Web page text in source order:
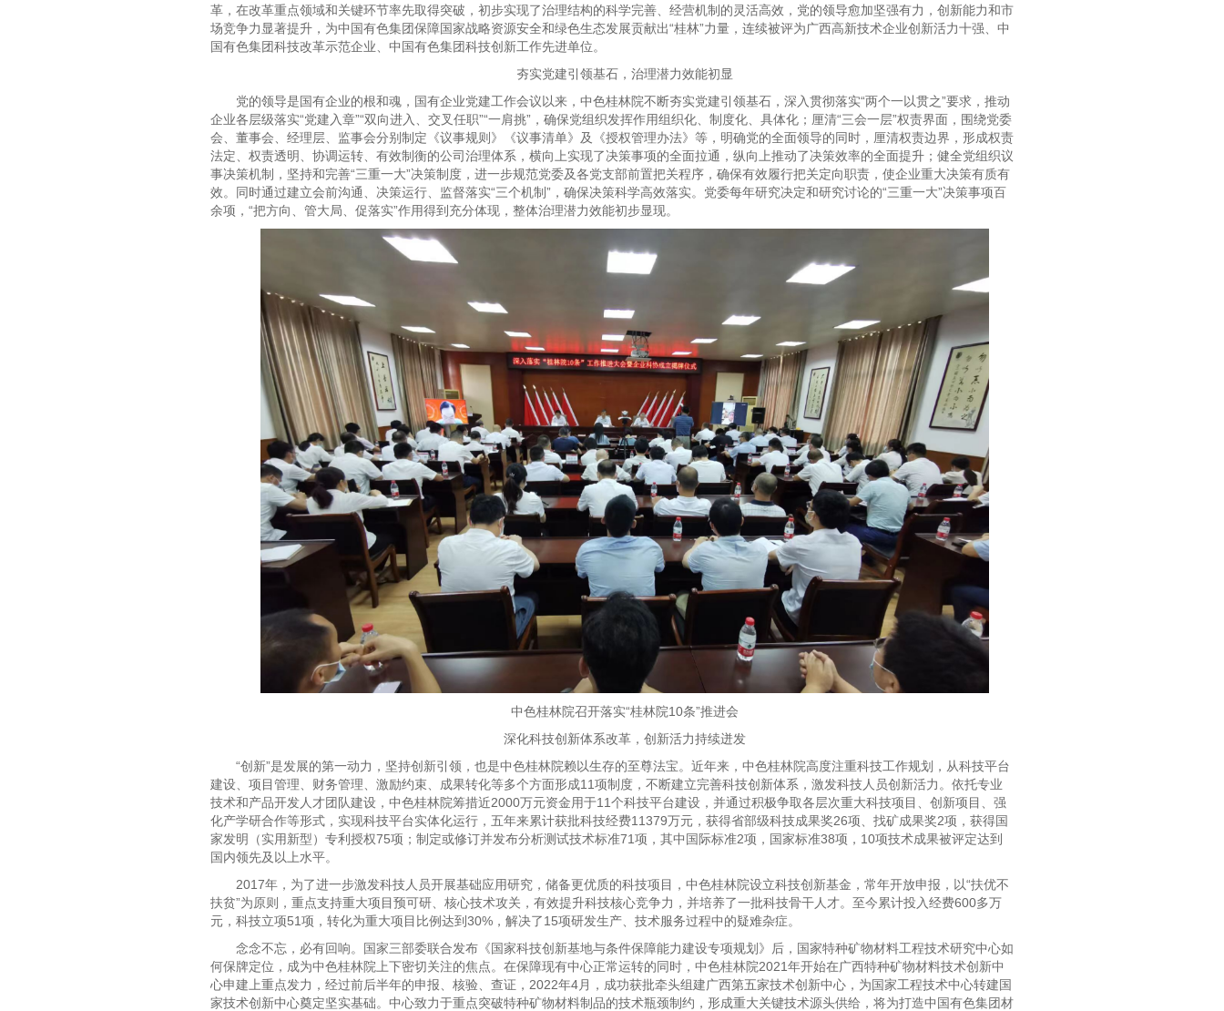
革，在改革重点领域和关键环节率先取得突破，初步实现了治理结构的科学完善、经营机制的灵活高效，党的领导愈加坚强有力，创新能力和市
场竞争力显著提升，为中国有色集团保障国家战略资源安全和绿色生态发展贡献出“桂林”力量，连续被评为广西高新技术企业创新活力十强、中
国有色集团科技改革示范企业、中国有色集团科技创新工作先进单位。
夯实党建引领基石，治理潜力效能初显
党的领导是国有企业的根和魂，国有企业党建工作会议以来，中色桂林院不断夯实党建引领基石，深入贯彻落实“两个一以贯之”要求，推动
企业各层级落实“党建入章”“双向进入、交叉任职”“一肩挑”，确保党组织发挥作用组织化、制度化、具体化；厘清“三会一层”权责界面，围绕党委
会、董事会、经理层、监事会分别制定《议事规则》《议事清单》及《授权管理办法》等，明确党的全面领导的同时，厘清权责边界，形成权责
法定、权责透明、协调运转、有效制衡的公司治理体系，横向上实现了决策事项的全面拉通，纵向上推动了决策效率的全面提升；健全党组织议
事决策机制，坚持和完善“三重一大”决策制度，进一步规范党委及各党支部前置把关程序，确保有效履行把关定向职责，使企业重大决策有质有
效。同时通过建立会前沟通、决策运行、监督落实“三个机制”，确保决策科学高效落实。党委每年研究决定和研究讨论的“三重一大”决策事项百
余项，“把方向、管大局、促落实”作用得到充分体现，整体治理潜力效能初步显现。
中色桂林院召开落实“桂林院10条”推进会
深化科技创新体系改革，创新活力持续迸发
“创新”是发展的第一动力，坚持创新引领，也是中色桂林院赖以生存的至尊法宝。近年来，中色桂林院高度注重科技工作规划，从科技平台
建设、项目管理、财务管理、激励约束、成果转化等多个方面形成11项制度，不断建立完善科技创新体系，激发科技人员创新活力。依托专业
技术和产品开发人才团队建设，中色桂林院筹措近2000万元资金用于11个科技平台建设，并通过积极争取各层次重大科技项目、创新项目、强
化产学研合作等形式，实现科技平台实体化运行，五年来累计获批科技经费11379万元，获得省部级科技成果奖26项、找矿成果奖2项，获得国
家发明（实用新型）专利授权75项；制定或修订并发布分析测试技术标准71项，其中国际标准2项，国家标准38项，10项技术成果被评定达到
国内领先及以上水平。
2017年，为了进一步激发科技人员开展基础应用研究，储备更优质的科技项目，中色桂林院设立科技创新基金，常年开放申报，以“扶优不
扶贫”为原则，重点支持重大项目预可研、核心技术攻关，有效提升科技核心竞争力，并培养了一批科技骨干人才。至今累计投入经费600多万
元，科技立项51项，转化为重大项目比例达到30%，解决了15项研发生产、技术服务过程中的疑难杂症。
念念不忘，必有回响。国家三部委联合发布《国家科技创新基地与条件保障能力建设专项规划》后，国家特种矿物材料工程技术研究中心如
何保牌定位，成为中色桂林院上下密切关注的焦点。在保障现有中心正常运转的同时，中色桂林院2021年开始在广西特种矿物材料技术创新中
心申建上重点发力，经过前后半年的申报、核验、查证，2022年4月，成功获批牵头组建广西第五家技术创新中心，为国家工程技术中心转建国
家技术创新中心奠定坚实基础。中心致力于重点突破特种矿物材料制品的技术瓶颈制约，形成重大关键技术源头供给，将为打造中国有色集团材